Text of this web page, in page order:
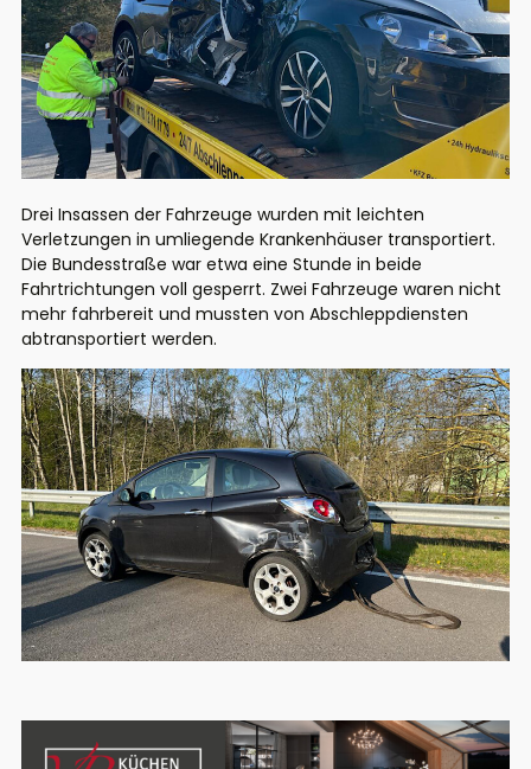
Drei Insassen der Fahrzeuge wurden mit leichten
Verletzungen in umliegende Krankenhäuser transportiert.
Die Bundesstraße war etwa eine Stunde in beide
Fahrtrichtungen voll gesperrt. Zwei Fahrzeuge waren nicht
mehr fahrbereit und mussten von Abschleppdiensten
abtransportiert werden.